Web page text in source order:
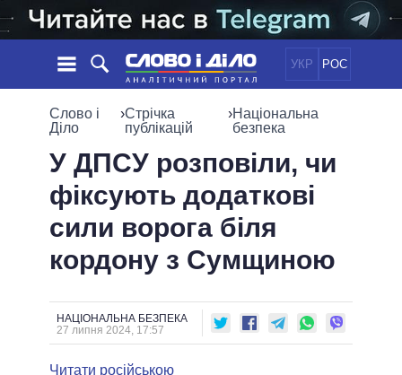
УКР РОС
НОВИНИ
СТРІЧКА
ПОДІЇ
СТАТТІ
ДУМКИ
ОГЛЯДИ
ПОЛІТИКА
ЕКОНОМІКА
СУСПІЛЬСТВО
СВІТ
ПОЛIТИКИ
УСІ ПОЛІТИКИ
ПРЕЗИДЕНТ І ОФІС
КАБІНЕТ МІНІСТРІВ
ГОЛОВИ ОБЛАДМІНІСТРАЦІЙ
МЕРИ МІСТ
ІНФОГРАФІКА
ВІДЕО
ПІДТРИМАТИ
ПОРІВНЯННЯ ПОЛІТИКІВ
Слово і
Діло
›Стрічка
публікацій
›Національна
безпека
У ДПСУ розповіли, чи
фіксують додаткові
сили ворога біля
кордону з Сумщиною
НАЦІОНАЛЬНА БЕЗПЕКА
27 липня 2024, 17:57
Читати російською